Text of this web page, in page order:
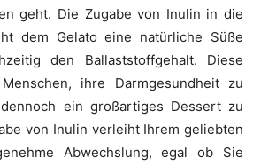
geht. Die Zugabe von Inulin in die
dem Gelato eine natürliche Süße
den Ballaststoffgehalt. Diese
ihre Darmgesundheit zu
ein großartiges Dessert zu
von Inulin verleiht Ihrem geliebten
Abwechslung, egal ob Sie